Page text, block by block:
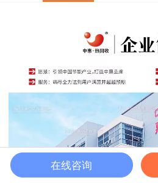
首页 客服
在线咨询